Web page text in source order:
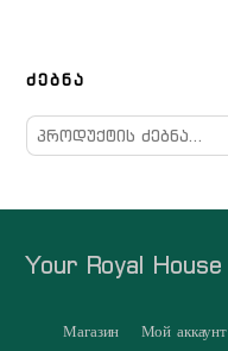
ᲫᲔᲑᲜᲐ
ძებნა:
Your Royal House
Магазин Мой аккаунт